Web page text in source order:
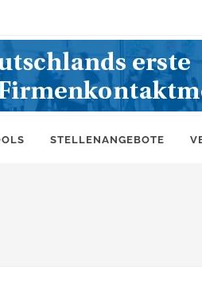
STELLENANGEBOTE